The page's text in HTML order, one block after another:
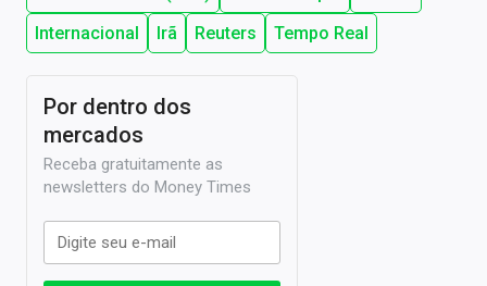
Internacional
Irã Reuters Tempo Real
Por dentro dos
mercados
Receba gratuitamente as
newsletters do Money Times